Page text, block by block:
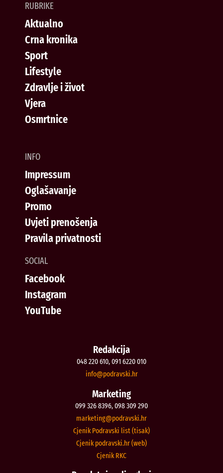
RUBRIKE
Aktualno
Crna kronika
Sport
Lifestyle
Zdravlje i život
Vjera
Osmrtnice
INFO
Impressum
Oglašavanje
Promo
Uvjeti prenošenja
Pravila privatnosti
SOCIAL
Facebook
Instagram
YouTube
Redakcija
048 220 610, 091 6220 010
rh.iksvardop
@ofni
Marketing
099 326 8396, 098 309 290
rh.iksvardop
@gnitekram
Cjenik Podravski list (tisak)
Cjenik podravski.hr (web)
Cjenik RKC